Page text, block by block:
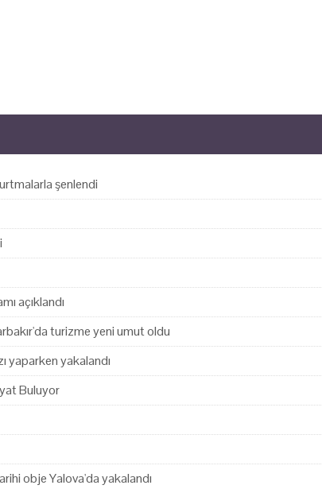
şenlendi
açıklandı
turizme yeni umut oldu
yaparken yakalandı
Buluyor
obje Yalova'da yakalandı